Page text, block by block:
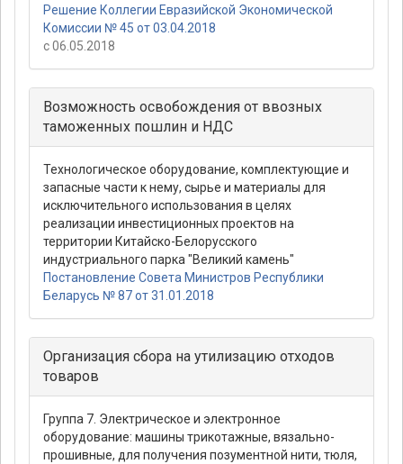
Решение Коллегии Евразийской Экономической
Комиссии № 45 от 03.04.2018
с 06.05.2018
Возможность освобождения от ввозных
таможенных пошлин и НДС
Технологическое оборудование, комплектующие и
запасные части к нему, сырье и материалы для
исключительного использования в целях
реализации инвестиционных проектов на
территории Китайско-Белорусского
индустриального парка "Великий камень"
Постановление Совета Министров Республики
Беларусь № 87 от 31.01.2018
Организация сбора на утилизацию отходов
товаров
Группа 7. Электрическое и электронное
оборудование: машины трикотажные, вязально-
прошивные, для получения позументной нити, тюля,